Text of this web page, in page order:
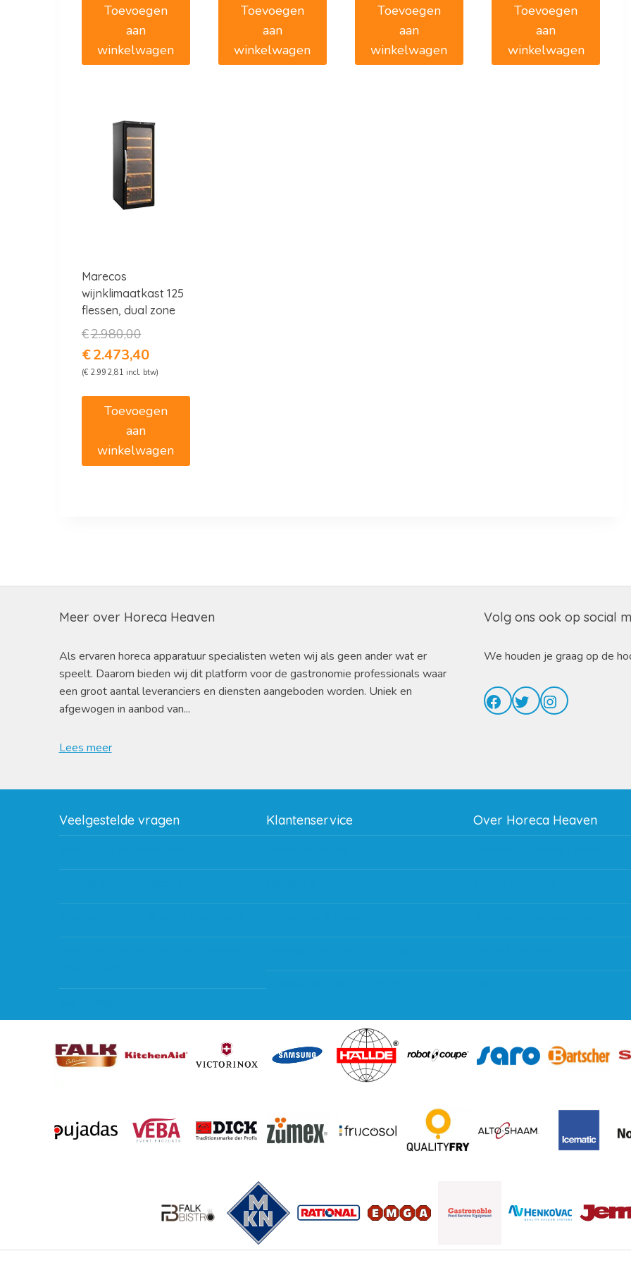
Toevoegen
aan
winkelwagen
Toevoegen
aan
winkelwagen
Toevoegen
aan
winkelwagen
Toevoegen
aan
winkelwagen
Marecos
wijnklimaatkast 125
flessen, dual zone
€2.980,00Oorspronkelijke
was:
€2.980,00.
€2.473,40Huidige
prijs
is:
€2.473,40.
(€ 2.992,81 incl. btw)
Toevoegen
aan
winkelwagen
Meer over Horeca Heaven
Als ervaren horeca apparatuur specialisten weten wij als geen ander wat er
speelt. Daarom bieden wij dit platform voor de gastronomie professionals waar
een groot aantal leveranciers en diensten aangeboden worden. Uniek en
afgewogen in aanbod van...
Lees meer
Volg ons ook op social
We houden je graag op de
Facebook
TwitterInstagram
Veelgestelde vragen Klantenservice
Subsidie regeling EIA 2020
Over Horeca Heaven